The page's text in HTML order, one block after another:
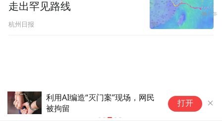
利用AI编造“灭门案”现场，网民
被拘留
公安部网安
谣言案例
打开
走出罕见路线
杭州日报